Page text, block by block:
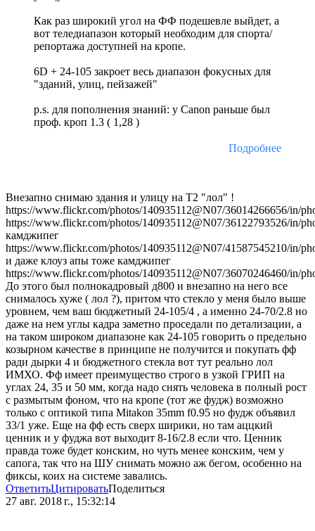
Как раз широкий угол на ФФ подешевле выйдет, а
вот теледиапазон который необходим для спорта/
репортажа доступней на кропе.
6D + 24-105 закроет весь диапазон фокусных для
"зданий, улиц, пейзажей"
p.s. для пополнения знаний: у Canon раньше был
проф. кроп 1.3 ( 1,28 )
Подробнее
Внезапно снимаю здания и улицу на Т2 "лол" !
https://www.flickr.com/photos/140935112@N07/36014266656/in/
https://www.flickr.com/photos/140935112@N07/36122793526/in/
камджипег
https://www.flickr.com/photos/140935112@N07/41587545210/in/
и даже клоуз апы тоже камджипег
https://www.flickr.com/photos/140935112@N07/36070246460/in/
До этого был полнокадровый д800 и внезапно на него все
снималось хуже ( лол ?), притом что стекло у меня было выше
уровнем, чем ваш бюджетный 24-105/4 , а именно 24-70/2.8 но
даже на нем углы кадра заметно проседали по детализации, а
на таком широком диапазоне как 24-105 говорить о предельно
козырном качестве в принципе не получится и покупать фф
ради дырки 4 и бюджетного стекла вот тут реально лол
ИМХО. Фф имеет преимущество строго в узкой ГРИП на
углах 24, 35 и 50 мм, когда надо снять человека в полный рост
с размытым фоном, что на кропе (тот же фудж) возможно
только с оптикой типа Mitakon 35mm f0.95 но фудж объявил
33/1 уже. Еще на фф есть сверх ширики, но там аццкий
ценник и у фуджа вот выходит 8-16/2.8 если что. Ценник
правда тоже будет конским, но чуть менее конским, чем у
сапога, так что на ШУ снимать можно аж бегом, особенно на
фиксы, коих на системе завались.
ОтветитьЦитироватьПоделиться
27 авг. 2018 г., 15:32:14